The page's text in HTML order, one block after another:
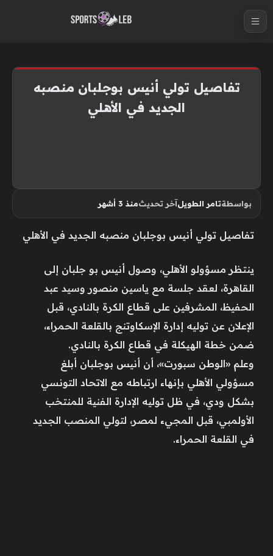
تفاصيل تولي أنيس بوجلبان منصبه
الجديد في الأهلي
بواسطةتامر الطويلآخر تحديثمنذ 3 أشهر
تفاصيل تولي أنيس بوجلبان منصبه الجديد في الأهلي
ينتظر مسؤولو الأهلي، وصول أنيس بو جلبان إلى
القاهرة، لعقد جلسة مع ياسين منصور وسيد عبد
الحفيظ، المشرفين على قطاع الكرة بالنادي، قبل
الإعلان عن توليه إدارة الإسكاوتنج بالقلعة الحمراء،
ضمن خطة الهيكلة في قطاع الكرة بالنادي.
وعلم «الوطن سبورت»، أن أنيس بوجلبان أبلغ
مسؤولي الأهلي بإنهاء ارتباطه مع الاتحاد التونسي
بشكل ودي، في ظل توليه الإدارة الفنية للمنتخب
الأولمبي، قبل المجيء لمصر، لتولي المنصب الجديد
في القلعة الحمراء.